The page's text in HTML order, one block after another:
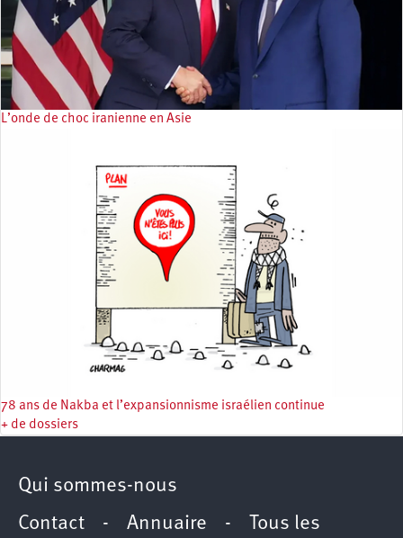
L’onde de choc iranienne en Asie
78 ans de Nakba et l’expansionnisme israélien continue
+ de dossiers
Qui sommes-nous
Contact - Annuaire -
Tous les